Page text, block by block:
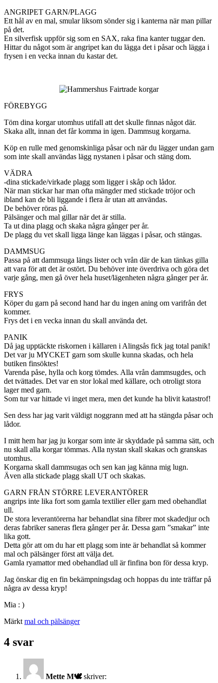
ANGRIPET GARN/PLAGG
Ett hål av en mal, smular liksom sönder sig i kanterna när man pillar
på det.
En silverfisk uppför sig som en SAX, raka fina kanter tuggar den.
Hittar du något som är angripet kan du lägga det i påsar och lägga i
frysen i en vecka innan du kastar det.
FÖREBYGG
Töm dina korgar utomhus utifall att det skulle finnas något där.
Skaka allt, innan det får komma in igen. Dammsug korgarna.
Köp en rulle med genomskinliga påsar och när du lägger undan garn
som inte skall användas lägg nystanen i påsar och stäng dom.
VÄDRA
-dina stickade/virkade plagg som ligger i skåp och lådor.
När man stickar har man ofta mängder med stickade tröjor och
ibland kan de bli liggande i flera år utan att användas.
De behöver röras på.
Pälsänger och mal gillar när det är stilla.
Ta ut dina plagg och skaka några gånger per år.
De plagg du vet skall ligga länge kan läggas i påsar, och stängas.
DAMMSUG
Passa på att dammsuga längs lister och vrån där de kan tänkas gilla
att vara för att det är ostört. Du behöver inte överdriva och göra det
varje gång, men gå över hela huset/lägenheten några gånger per år.
FRYS
Köper du garn på second hand har du ingen aning om varifrån det
kommer.
Frys det i en vecka innan du skall använda det.
PANIK
Då jag upptäckte riskornen i källaren i Alingsås fick jag total panik!
Det var ju MYCKET garn som skulle kunna skadas, och hela
butiken finsöktes!
Varenda påse, hylla och korg tömdes. Alla vrån dammsugdes, och
det tvättades. Det var en stor lokal med källare, och otroligt stora
lager med garn.
Som tur var hittade vi inget mera, men det kunde ha blivit katastrof!
Sen dess har jag varit väldigt noggrann med att ha stängda påsar och
lådor.
I mitt hem har jag ju korgar som inte är skyddade på samma sätt, och
nu skall alla korgar tömmas. Alla nystan skall skakas och granskas
utomhus.
Korgarna skall dammsugas och sen kan jag känna mig lugn.
Även alla stickade plagg skall UT och skakas.
GARN FRÅN STÖRRE LEVERANTÖRER
angrips inte lika fort som gamla textilier eller garn med obehandlat
ull.
De stora leverantörerna har behandlat sina fibrer mot skadedjur och
deras fabriker saneras flera gånger per år. Dessa garn ”smakar” inte
lika gott.
Detta gör att om du har ett plagg som inte är behandlat så kommer
mal och pälsänger först att välja det.
Gamla ryamattor med obehandlad ull är finfina bon för dessa kryp.
Jag önskar dig en fin bekämpningsdag och hoppas du inte träffar på
några av dessa kryp!
Mia : )
Märkt mal och pälsänger
4 svar
Mette M🕊️ skriver: